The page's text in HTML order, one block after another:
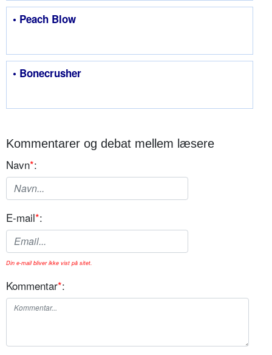
• Peach Blow
• Bonecrusher
Kommentarer og debat mellem læsere
Navn*:
E-mail*:
Din e-mail bliver ikke vist på sitet.
Kommentar*: